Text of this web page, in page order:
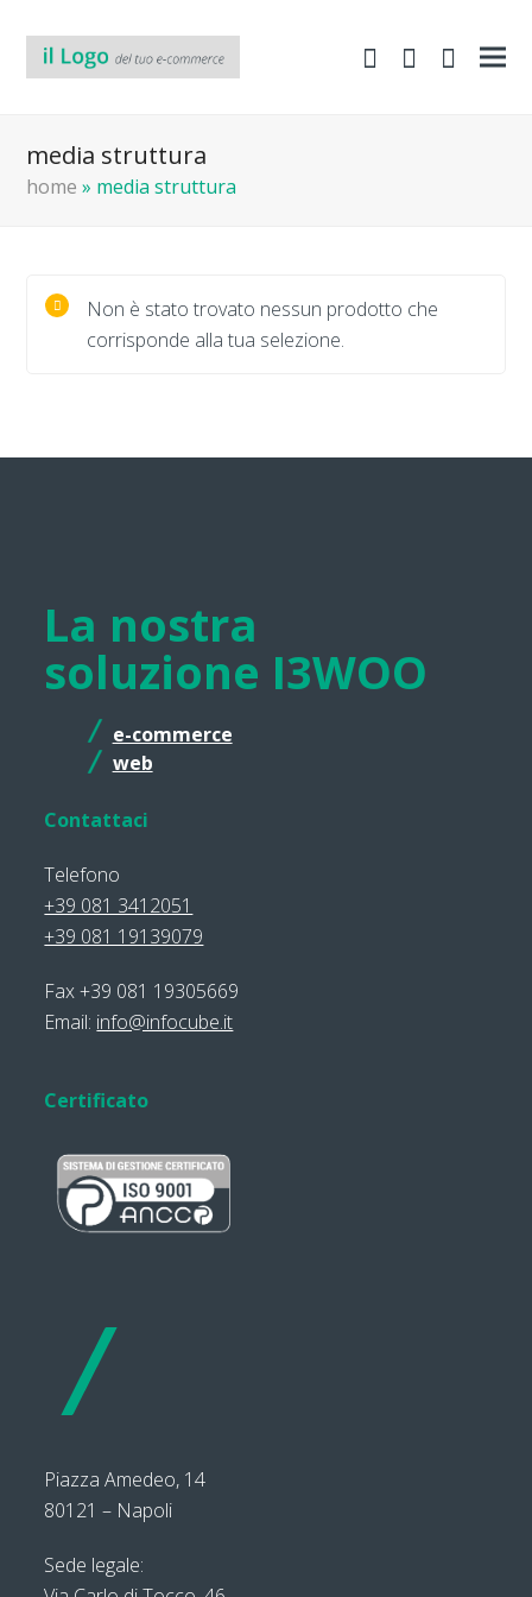
shopping-
Areasearch
media struttura
home » media struttura
Non è stato trovato nessun prodotto che
corrisponde alla tua selezione.
La nostra
soluzione I3WOO
e-commerce
web
Contattaci
Telefono
+39 081 3412051
+39 081 19139079
Fax +39 081 19305669
Email: info@infocube.it
Certificato
Piazza Amedeo, 14
80121 – Napoli
Sede legale: